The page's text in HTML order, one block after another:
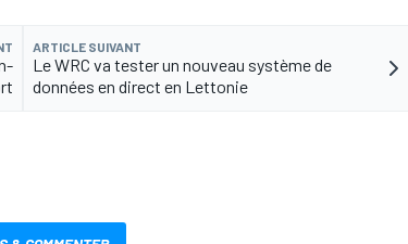
ARTICLE SUIVANT
Le WRC va tester un nouveau système de
données en direct en Lettonie